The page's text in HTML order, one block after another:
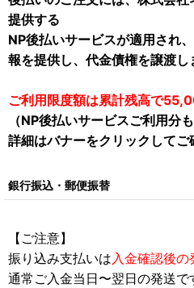
提供する
NP後払いサービスが適用され
報を提供し、代金債権を譲渡し
ご利用限度額は累計残高で
（NP後払いサービスご利用分
詳細はバナーをクリックしてご
銀行振込・郵便振替
【ご注意】
振り込み支払いは入金確認後の
通常ご入金当日〜翌日の発送で